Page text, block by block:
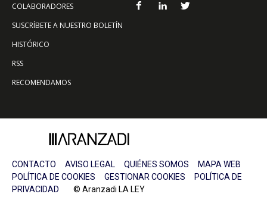
COLABORADORES
SUSCRÍBETE A NUESTRO BOLETÍN
HISTÓRICO
RSS
RECOMENDAMOS
CONTACTO AVISO LEGAL QUIÉNES SOMOS
MAPA WEB
POLÍTICA DE COOKIES
GESTIONAR COOKIES
POLÍTICA DE
PRIVACIDAD © Aranzadi LA LEY